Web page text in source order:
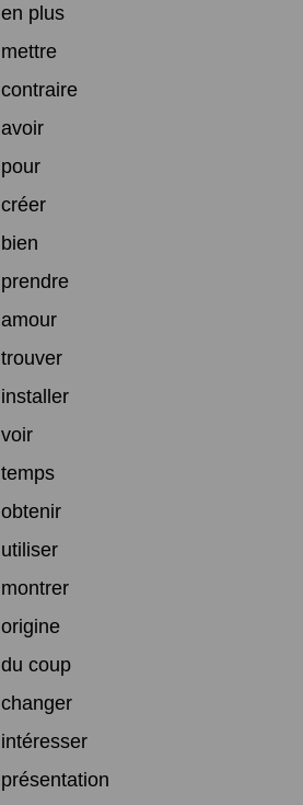
en plus
mettre
contraire
avoir
pour
créer
bien
prendre
amour
trouver
installer
voir
temps
obtenir
utiliser
montrer
origine
du coup
changer
intéresser
présentation